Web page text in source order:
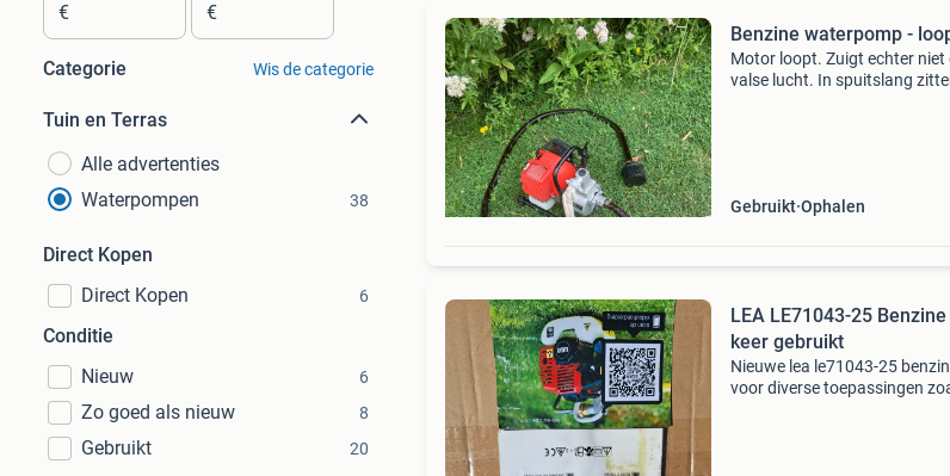
€ €
Categorie Wis de categorie
Tuin en Terras
Alle advertenties
Waterpompen
38
Direct Kopen
Direct Kopen
6
Conditie
Nieuw
6
Zo goed als nieuw 8
Gebruikt 20
Benzine waterpomp -
Motor loopt. Zuigt echter niet
valse lucht. In spuitslang
Gebruikt Ophalen
LEA LE71043-25
keer gebruikt
Nieuwe lea le71043-25
voor diverse toepassingen